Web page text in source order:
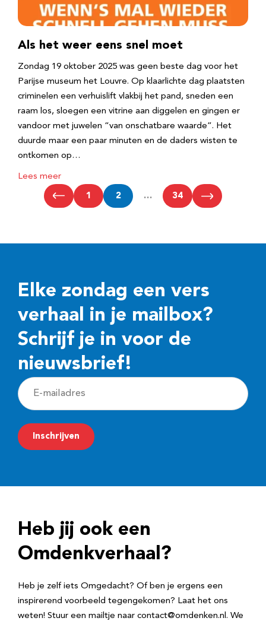
Als het weer eens snel moet
Zondag 19 oktober 2025 was geen beste dag voor het
Parijse museum het Louvre. Op klaarlichte dag plaatsten
criminelen een verhuislift vlakbij het pand, sneden een
raam los, sloegen een vitrine aan diggelen en gingen er
vandoor met juwelen “van onschatbare waarde”. Het
duurde maar een paar minuten en de daders wisten te
ontkomen op…
Lees meer
1 2 … 34
Elke zondag een vers
verhaal in je mailbox?
Schrijf je in voor de
nieuwsbrief!
E
-
m
a
r
e
Inschrijven
Heb jij ook een
Omdenkverhaal?
Heb je zelf iets Omgedacht? Of ben je ergens een
inspirerend voorbeeld tegengekomen? Laat het ons
weten! Stuur een mailtje naar contact@omdenken.nl. We